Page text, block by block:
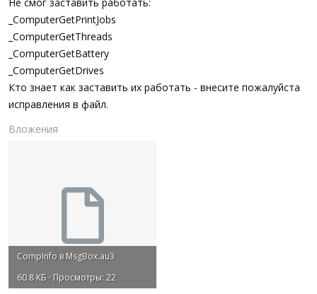
_ComputerGetPrintJobs
_ComputerGetThreads
_ComputerGetBattery
_ComputerGetDrives
Кто знает как заставить их работать - внесите пожалуйста
исправления в файл.
Вложения
CompInfo в MsgBox.au3
60.8 КБ · Просмотры: 22